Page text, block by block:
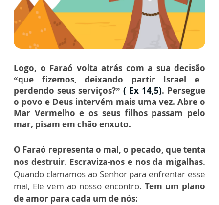
Logo, o Faraó volta atrás com a sua decisão
“que fizemos, deixando partir Israel e
perdendo seus serviços?” ( Ex 14,5). Persegue
o povo e Deus intervém mais uma vez. Abre o
Mar Vermelho e os seus filhos passam pelo
mar, pisam em chão enxuto.
O Faraó representa o mal, o pecado, que tenta
nos destruir. Escraviza-nos e nos da migalhas.
Quando clamamos ao Senhor para enfrentar esse
mal, Ele vem ao nosso encontro. Tem um plano
de amor para cada um de nós: